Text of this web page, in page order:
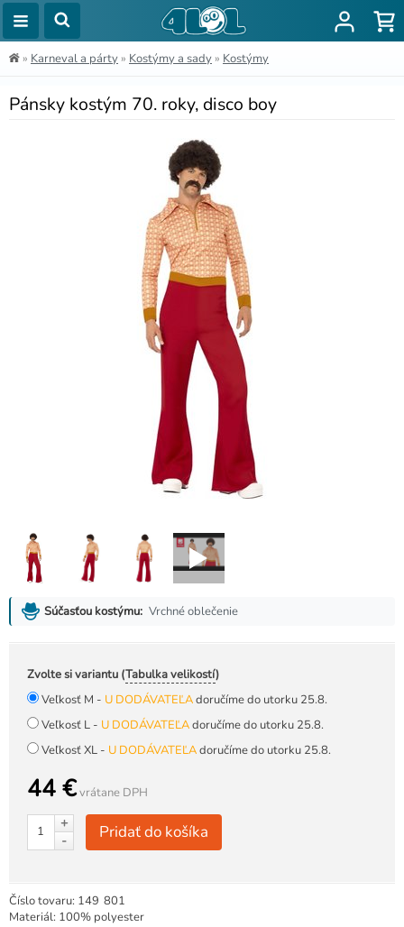
» Karneval a párty » Kostýmy a sady » Kostýmy
Pánsky kostým 70. roky, disco boy
Súčasťou kostýmu: Vrchné oblečenie
Zvolte si variantu (Tabulka velikostí)
Veľkosť M - U DODÁVATEĽAdoručíme do utorku 25.8.
Veľkosť L - U DODÁVATEĽAdoručíme do utorku 25.8.
Veľkosť XL - U DODÁVATEĽAdoručíme do utorku 25.8.
44 €vrátane DPH
+
-
Pridať do košíka
Číslo tovaru: 149 801
Materiál: 100% polyester